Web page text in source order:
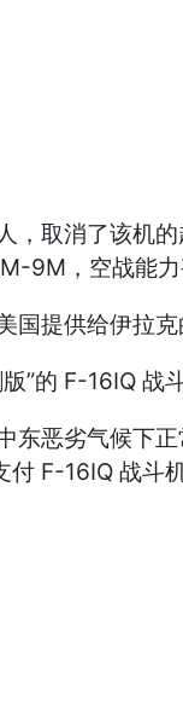
，取消了该机
9M，空战能
国提供给伊拉
”的 F-16IQ 战
东恶劣气候下
F-16IQ 战斗